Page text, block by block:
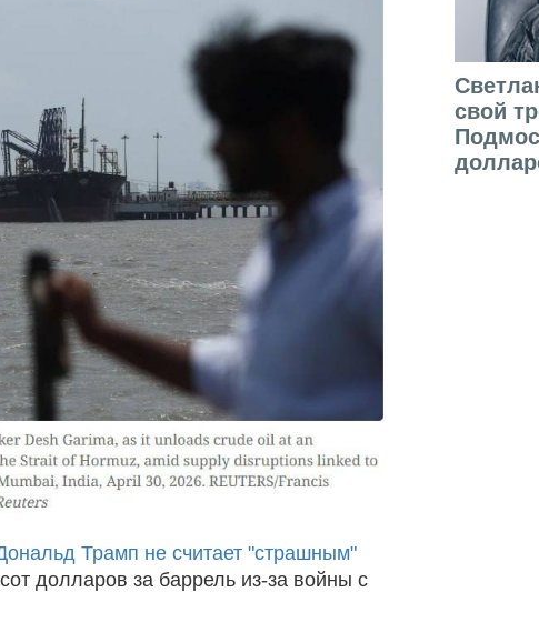
свой
Трамп не считает "страшным"
долларов за баррель из-за войны с